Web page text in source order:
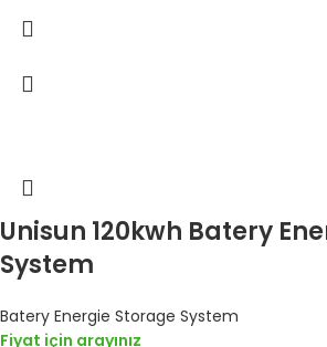
Unisun 120kwh Batery
System
Batery Energie Storage System
Fiyat için arayınız